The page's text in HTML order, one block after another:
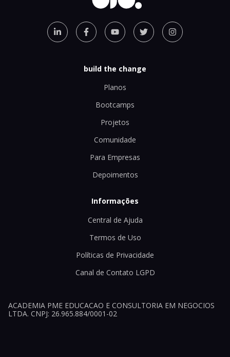
build the change
Planos
Bootcamps
Projetos
Comunidade
Para Empresas
Depoimentos
Informações
Central de Ajuda
Termos de Uso
Políticas de Privacidade
Canal de Contato LGPD
ACADEMIA PME EDUCACAO E CONSULTORIA EM NEGOCIOS
LTDA. CNPJ: 26.965.884/0001-02